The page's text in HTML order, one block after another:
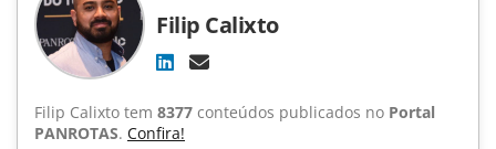
Filip Calixto
Filip Calixto tem 8377 conteúdos publicados no Portal
PANROTAS. Confira!